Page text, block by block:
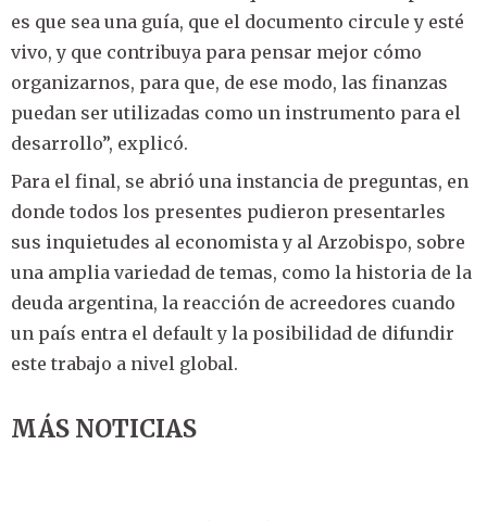
es que sea una guía, que el documento circule y esté
vivo, y que contribuya para pensar mejor cómo
organizarnos, para que, de ese modo, las finanzas
puedan ser utilizadas como un instrumento para el
desarrollo”, explicó.
Para el final, se abrió una instancia de preguntas, en
donde todos los presentes pudieron presentarles
sus inquietudes al economista y al Arzobispo, sobre
una amplia variedad de temas, como la historia de la
deuda argentina, la reacción de acreedores cuando
un país entra el default y la posibilidad de difundir
este trabajo a nivel global.
MÁS NOTICIAS